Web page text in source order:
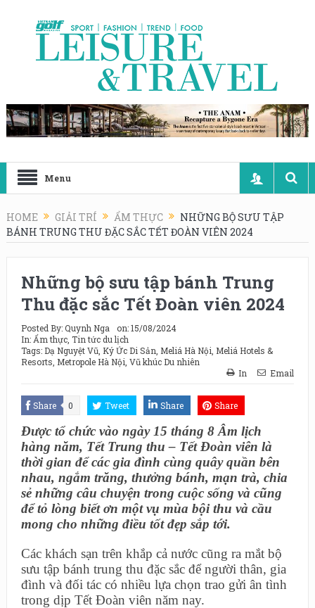
Menu
HOME GIẢI TRÍ ẨM THỰC
NHỮNG BỘ SƯU TẬP
BÁNH TRUNG THU ĐẶC SẮC TẾT ĐOÀN VIÊN 2024
Những bộ sưu tập bánh Trung
Thu đặc sắc Tết Đoàn viên 2024
Posted By:Quynh Nga on:15/08/2024
In: Ẩm thực, Tin tức du lịch
Tags: Dạ Nguyệt Vũ, Ký Ức Di Sản Meliá Hà Nội Meliá Hotels &
Resorts Metropole Hà Nội Vũ khúc Du nhiên
In
Email
Share 0 Tweet Share Share
Được tổ chức vào ngày 15 tháng 8 Âm lịch
hàng năm, Tết Trung thu – Tết Đoàn viên là
thời gian để các gia đình cùng quây quần bên
nhau, ngắm trăng, thưởng bánh, mạn trà, chia
sẻ những câu chuyện trong cuộc sống và cũng
để tỏ lòng biết ơn một vụ mùa bội thu và cầu
mong cho những điều tốt đẹp sắp tới.
Các khách sạn trên khắp cả nước cũng ra mắt bộ
sưu tập bánh trung thu đặc sắc để người thân, gia
đình và đối tác có nhiều lựa chọn trao gửi ân tình
trong dịp Tết Đoàn viên năm nay.